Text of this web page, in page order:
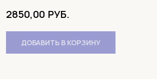
2850,00 РУБ.
ДОБАВИТЬ В КОРЗИНУ